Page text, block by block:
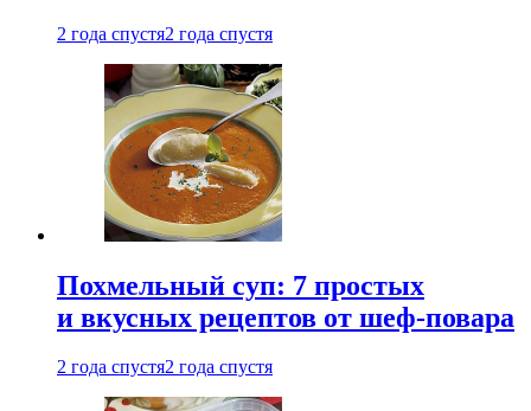
2 года спустя2 года спустя
Похмельный суп: 7 простых
и вкусных рецептов от шеф-повара
2 года спустя2 года спустя